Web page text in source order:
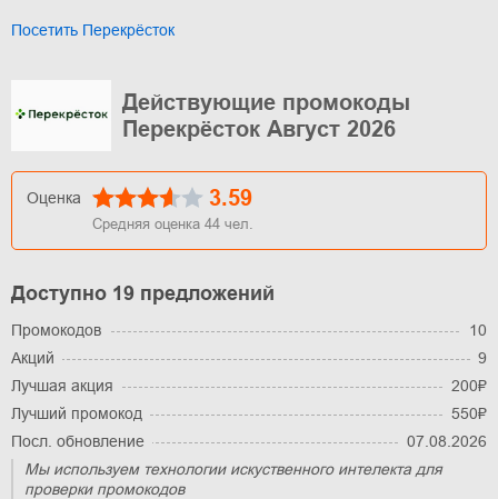
Посетить Перекрёсток
Действующие промокоды
Перекрёсток Август 2026
Оценка 3.59
Средняя оценка 44 чел.
Доступно 19 предложений
Промокодов
10
Акций
9
Лучшая акция
200₽
Лучший промокод
550₽
Посл. обновление
07.08.2026
Мы используем технологии искуственного интелекта для
проверки промокодов